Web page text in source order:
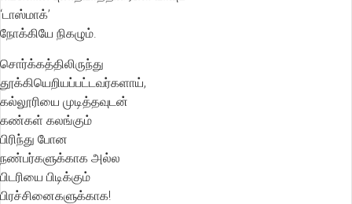
‘டாஸ்மாக்’
நோக்கியே நிகழும்.
சொர்க்கத்திலிருந்து
தூக்கியெறியப்பட்டவர்களாய்,
கல்லூரியை முடித்தவுடன்
கண்கள் கலங்கும்
பிரிந்து போன
நண்பர்களுக்காக அல்ல
பிடரியை பிடிக்கும்
பிரச்சினைகளுக்காக!